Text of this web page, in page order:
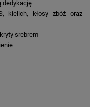
dedykację
kielich, kłosy zbóż oraz
srebrem